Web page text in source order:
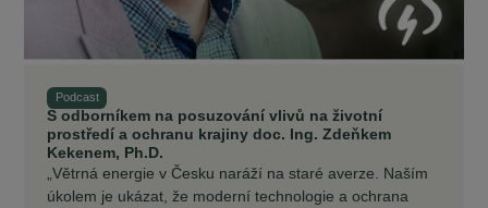
Podcast
S odborníkem na posuzování vlivů na životní
prostředí a ochranu krajiny doc. Ing. Zdeňkem
Kekenem, Ph.D.
„Větrná energie v Česku naráží na staré averze. Naším
úkolem je ukázat, že moderní technologie a ochrana